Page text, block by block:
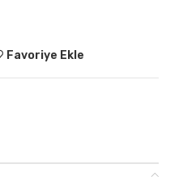
Favoriye Ekle